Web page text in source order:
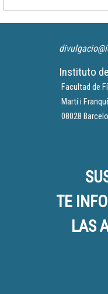
Instituto
Facultad de
Martí i
08028
TE
LAS